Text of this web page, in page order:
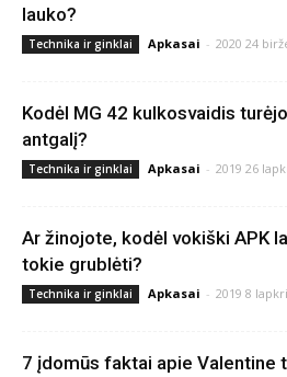
lauko?
Technika ir ginklai Apkasai - 2020 24
Kodėl MG 42 kulkosvaidis
antgalį?
Technika ir ginklai Apkasai - 2019 26
Ar žinojote, kodėl vokiški APK
tokie grublėti?
Technika ir ginklai Apkasai - 2019 8
7 įdomūs faktai apie Valentine